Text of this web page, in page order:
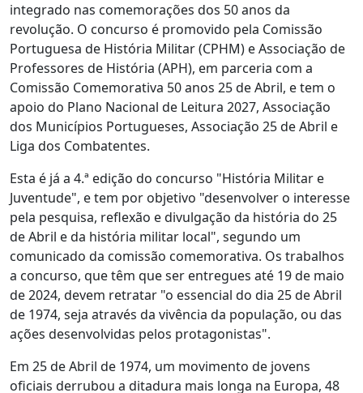
integrado nas comemorações dos 50 anos da
revolução. O concurso é promovido pela Comissão
Portuguesa de História Militar (CPHM) e Associação de
Professores de História (APH), em parceria com a
Comissão Comemorativa 50 anos 25 de Abril, e tem o
apoio do Plano Nacional de Leitura 2027, Associação
dos Municípios Portugueses, Associação 25 de Abril e
Liga dos Combatentes.
Esta é já a 4.ª edição do concurso "História Militar e
Juventude", e tem por objetivo "desenvolver o interesse
pela pesquisa, reflexão e divulgação da história do 25
de Abril e da história militar local", segundo um
comunicado da comissão comemorativa. Os trabalhos
a concurso, que têm que ser entregues até 19 de maio
de 2024, devem retratar "o essencial do dia 25 de Abril
de 1974, seja através da vivência da população, ou das
ações desenvolvidas pelos protagonistas".
Em 25 de Abril de 1974, um movimento de jovens
oficiais derrubou a ditadura mais longa na Europa, 48